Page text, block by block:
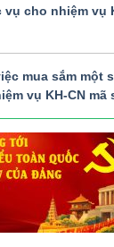
cho nhiệm vụ
mua sắm một
vụ KH-CN mã